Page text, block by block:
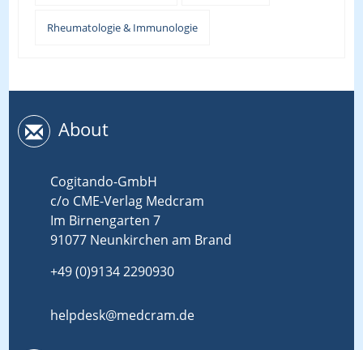
Rheumatologie & Immunologie
About
Cogitando-GmbH
c/o CME-Verlag Medcram
Im Birnengarten 7
91077 Neunkirchen am Brand
+49 (0)9134 2290930
helpdesk@medcram.de